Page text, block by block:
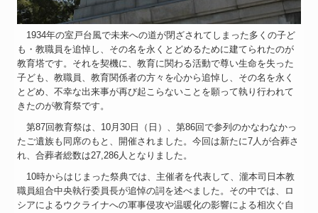
1934年の室戸台風で未来への道が閉ざされてしまった多くの子ど
も・教職員を追悼し、その名を永くとどめるために建てられたのが
教育塔です。それを契機に、教育に関わる活動で尊い生命を失った
子ども、教職員、教育関係者の方々を心から追悼し、その名を永く
とどめ、不幸な出来事が再び起こらないことを願って執り行われて
きたのが教育祭です。
第87回教育祭は、10月30日（日）、第86回で参列のかなわなかっ
たご遺族も同席のもと、開催されました。今回は新たに7人が合葬さ
れ、合葬者総数は27,286人となりました。
10時からはじまった祭典では、主催者を代表して、瀧本司日本教
職員組合中央執行委員長が追悼の詞を述べました。その中では、ロ
シアによるウクライナへの軍事侵攻や温暖化の影響による相次ぐ自